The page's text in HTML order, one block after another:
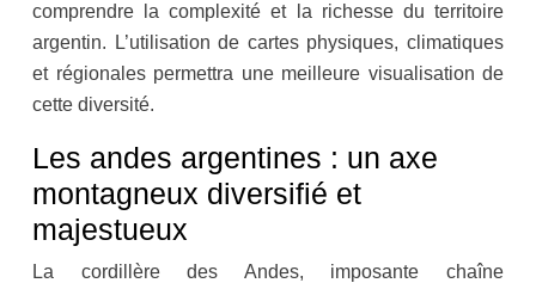
comprendre la complexité et la richesse du territoire
argentin. L’utilisation de cartes physiques, climatiques
et régionales permettra une meilleure visualisation de
cette diversité.
Les andes argentines : un axe
montagneux diversifié et
majestueux
La cordillère des Andes, imposante chaîne